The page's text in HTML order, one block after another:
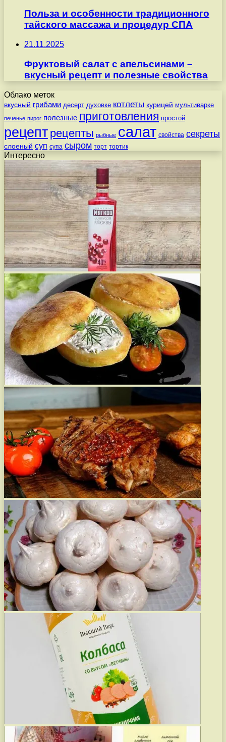
Польза и особенности традиционного
тайского массажа и процедур СПА
21.11.2025
Фруктовый салат с апельсинами –
вкусный рецепт и полезные свойства
Облако меток
вкусный грибами десерт духовке котлеты курицей мультиварке
печенье пирог полезные приготовления простой
рецепт рецепты рыбные салат свойства секреты
слоеный суп супа сыром торт тортик
Интересно